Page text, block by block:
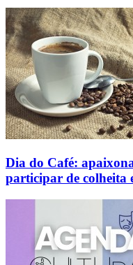
Dia do Café:
participar de colheita